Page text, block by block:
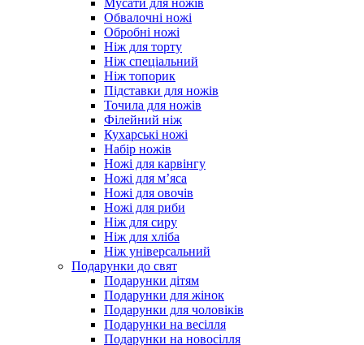
Мусати для ножів
Обвалочні ножі
Обробні ножі
Ніж для торту
Ніж спеціальний
Ніж топорик
Підставки для ножів
Точила для ножів
Філейний ніж
Кухарські ножі
Набір ножів
Ножі для карвінгу
Ножі для м’яса
Ножі для овочів
Ножі для риби
Ніж для сиру
Ніж для хліба
Ніж універсальний
Подарунки до свят
Подарунки дітям
Подарунки для жінок
Подарунки для чоловіків
Подарунки на весілля
Подарунки на новосілля